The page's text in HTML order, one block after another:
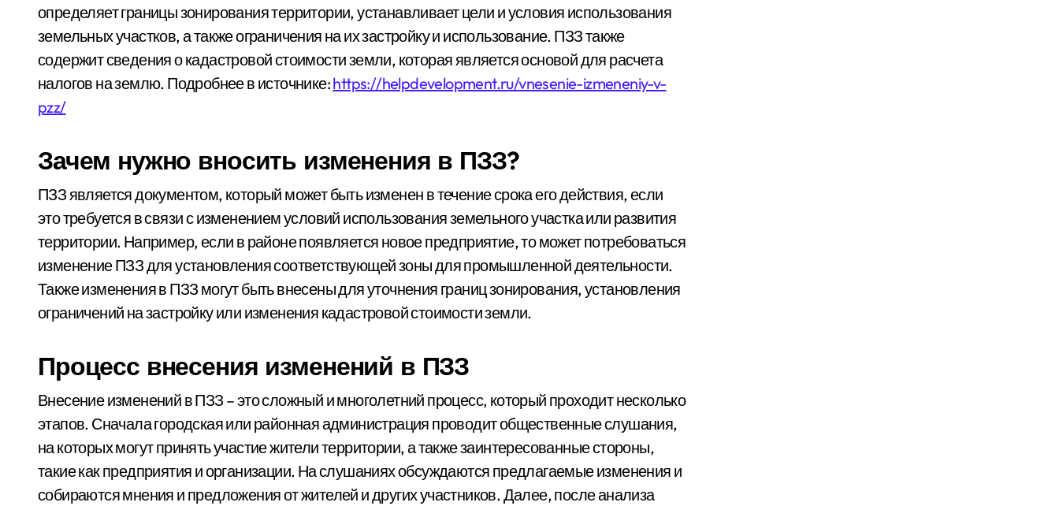
определяет границы зонирования территории, устанавливает цели и условия использования
земельных участков, а также ограничения на их застройку и использование. ПЗЗ также
содержит сведения о кадастровой стоимости земли, которая является основой для расчета
налогов на землю. Подробнее в источнике:https://helpdevelopment.ru/vnesenie-izmeneniy-v-
pzz/
Зачем нужно вносить изменения в ПЗЗ?
ПЗЗ является документом, который может быть изменен в течение срока его действия, если
это требуется в связи с изменением условий использования земельного участка или развития
территории. Например, если в районе появляется новое предприятие, то может потребоваться
изменение ПЗЗ для установления соответствующей зоны для промышленной деятельности.
Также изменения в ПЗЗ могут быть внесены для уточнения границ зонирования, установления
ограничений на застройку или изменения кадастровой стоимости земли.
Процесс внесения изменений в ПЗЗ
Внесение изменений в ПЗЗ – это сложный и многолетний процесс, который проходит несколько
этапов. Сначала городская или районная администрация проводит общественные слушания,
на которых могут принять участие жители территории, а также заинтересованные стороны,
такие как предприятия и организации. На слушаниях обсуждаются предлагаемые изменения и
собираются мнения и предложения от жителей и других участников. Далее, после анализа